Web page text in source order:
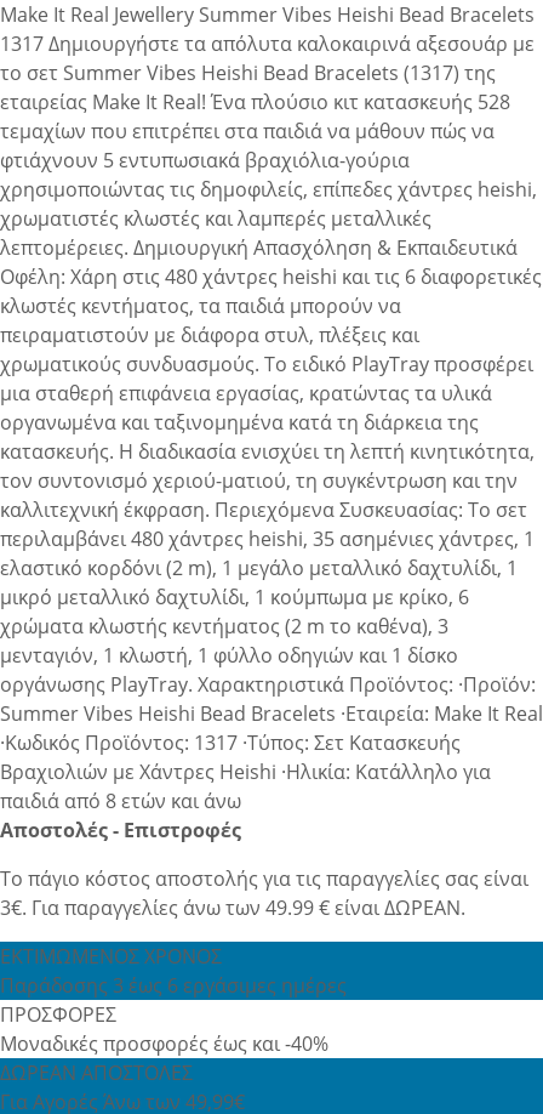
Make It Real Jewellery Summer Vibes Heishi Bead Bracelets
1317 Δημιουργήστε τα απόλυτα καλοκαιρινά αξεσουάρ με
το σετ Summer Vibes Heishi Bead Bracelets (1317) της
εταιρείας Make It Real! Ένα πλούσιο κιτ κατασκευής 528
τεμαχίων που επιτρέπει στα παιδιά να μάθουν πώς να
φτιάχνουν 5 εντυπωσιακά βραχιόλια-γούρια
χρησιμοποιώντας τις δημοφιλείς, επίπεδες χάντρες heishi,
χρωματιστές κλωστές και λαμπερές μεταλλικές
λεπτομέρειες. Δημιουργική Απασχόληση & Εκπαιδευτικά
Οφέλη: Χάρη στις 480 χάντρες heishi και τις 6 διαφορετικές
κλωστές κεντήματος, τα παιδιά μπορούν να
πειραματιστούν με διάφορα στυλ, πλέξεις και
χρωματικούς συνδυασμούς. Το ειδικό PlayTray προσφέρει
μια σταθερή επιφάνεια εργασίας, κρατώντας τα υλικά
οργανωμένα και ταξινομημένα κατά τη διάρκεια της
κατασκευής. Η διαδικασία ενισχύει τη λεπτή κινητικότητα,
τον συντονισμό χεριού-ματιού, τη συγκέντρωση και την
καλλιτεχνική έκφραση. Περιεχόμενα Συσκευασίας: Το σετ
περιλαμβάνει 480 χάντρες heishi, 35 ασημένιες χάντρες, 1
ελαστικό κορδόνι (2 m), 1 μεγάλο μεταλλικό δαχτυλίδι, 1
μικρό μεταλλικό δαχτυλίδι, 1 κούμπωμα με κρίκο, 6
χρώματα κλωστής κεντήματος (2 m το καθένα), 3
μενταγιόν, 1 κλωστή, 1 φύλλο οδηγιών και 1 δίσκο
οργάνωσης PlayTray. Χαρακτηριστικά Προϊόντος: ·Προϊόν:
Summer Vibes Heishi Bead Bracelets ·Εταιρεία: Make It Real
·Κωδικός Προϊόντος: 1317 ·Τύπος: Σετ Κατασκευής
Βραχιολιών με Χάντρες Heishi ·Ηλικία: Κατάλληλο για
παιδιά από 8 ετών και άνω
Αποστολές - Επιστροφές
Το πάγιο κόστος αποστολής για τις παραγγελίες σας είναι
3€. Για παραγγελίες άνω των 49.99 € είναι ΔΩΡΕΑΝ.
ΕΚΤΙΜΩΜΕΝΟΣ ΧΡΟΝΟΣ
Παράδοσης 3 έως 6 εργάσιμες ημέρες
ΠΡΟΣΦΟΡΕΣ
Μοναδικές προσφορές έως και -40%
ΔΩΡΕΑΝ ΑΠΟΣΤΟΛΕΣ
Για Αγορές Άνω των 49,99€